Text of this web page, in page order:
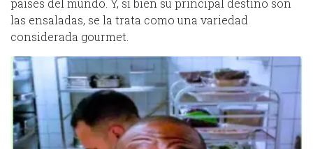
países del mundo. Y, si bien su principal destino son
las ensaladas, se la trata como una variedad
considerada gourmet.